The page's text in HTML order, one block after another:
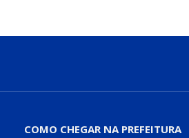
COMO CHEGAR NA PREFEITURA